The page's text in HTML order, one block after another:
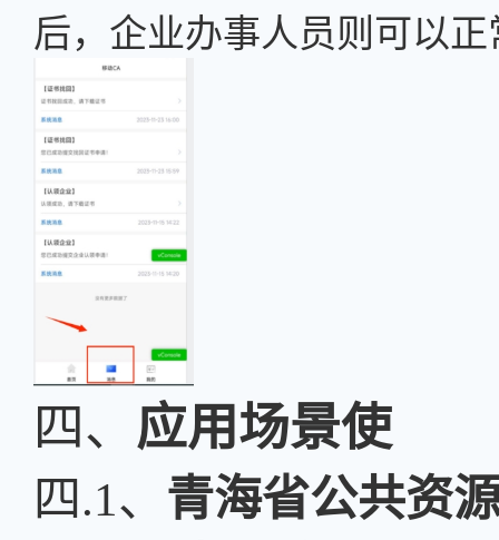
后，企业办事人员则可以
四、 应用场景使
四.1、 青海省公共资